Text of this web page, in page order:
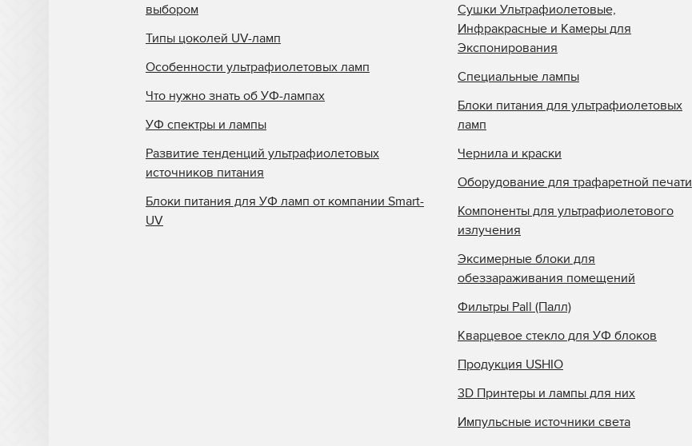
Лампа для экспонирующей
камеры Dongguan Ksen
Лампа для экспонирующей
камеры Fusion
камеры Gyrex
выбором
Типы цоколей UV-ламп
Особенности ультрафиолетовых ламп
Что нужно знать об УФ-лампах
УФ спектры и лампы
Развитие тенденций ультрафиолетовых
источников питания
Блоки питания для УФ ламп от компании Smart-
UV
Сушки Ультрафиолетовые,
Инфракрасные и Камеры для
Экспонирования
Специальные лампы
Блоки питания для ультрафиолетовых
ламп
Чернила и краски
Оборудование для трафаретной печати
Компоненты для ультрафиолетового
излучения
Эксимерные блоки для
обеззараживания помещений
Фильтры Pall (Палл)
Кварцевое стекло для УФ блоков
Продукция USHIO
3D Принтеры и лампы для них
Импульсные источники света